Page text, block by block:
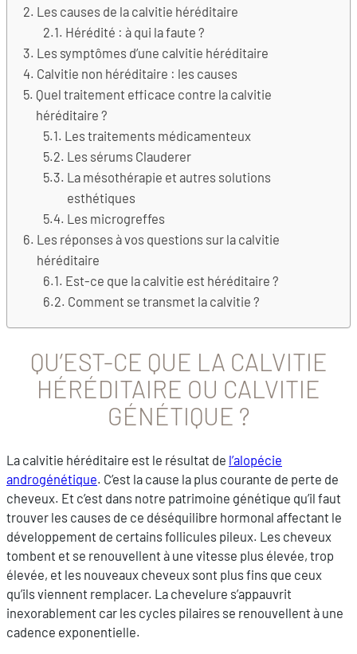
Les causes de la calvitie héréditaire
Hérédité : à qui la faute ?
Les symptômes d’une calvitie héréditaire
Calvitie non héréditaire : les causes
Quel traitement efficace contre la calvitie
héréditaire ?
Les traitements médicamenteux
Les sérums Clauderer
La mésothérapie et autres solutions
esthétiques
Les microgreffes
Les réponses à vos questions sur la calvitie
héréditaire
Est-ce que la calvitie est héréditaire ?
Comment se transmet la calvitie ?
QU’EST-CE QUE LA CALVITIE
HÉRÉDITAIRE OU CALVITIE
GÉNÉTIQUE ?
La calvitie héréditaire est le résultat de l’alopécie
androgénétique. C’est la cause la plus courante de perte de
cheveux. Et c’est dans notre patrimoine génétique qu’il faut
trouver les causes de ce déséquilibre hormonal affectant le
développement de certains follicules pileux. Les cheveux
tombent et se renouvellent à une vitesse plus élevée, trop
élevée, et les nouveaux cheveux sont plus fins que ceux
qu’ils viennent remplacer. La chevelure s’appauvrit
inexorablement car les cycles pilaires se renouvellent à une
cadence exponentielle.